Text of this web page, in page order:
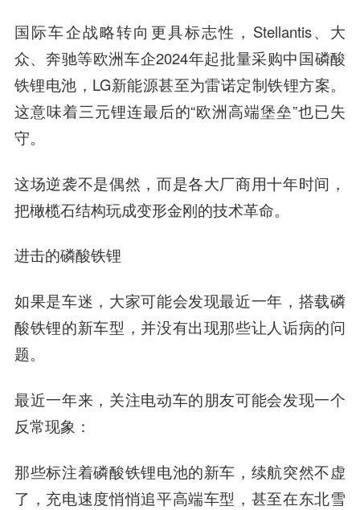
国际车企战略转向更具标志性，Stellantis、大
众、奔驰等欧洲车企2024年起批量采购中国磷酸
铁锂电池，LG新能源甚至为雷诺定制铁锂方案。
这意味着三元锂连最后的“欧洲高端堡垒”也已失
守。
这场逆袭不是偶然，而是各大厂商用十年时间，
把橄榄石结构玩成变形金刚的技术革命。
进击的磷酸铁锂
如果是车迷，大家可能会发现最近一年，搭载磷
酸铁锂的新车型，并没有出现那些让人诟病的问
题。
最近一年来，关注电动车的朋友可能会发现一个
反常现象：
那些标注着磷酸铁锂电池的新车，续航突然不虚
了，充电速度悄悄追平高端车型，甚至在东北雪